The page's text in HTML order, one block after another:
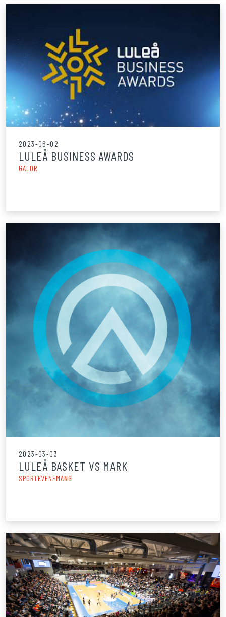
2023-06-02
LULEÅ BUSINESS AWARDS
GALOR
2023-03-03
LULEÅ BASKET VS MARK
SPORTEVENEMANG